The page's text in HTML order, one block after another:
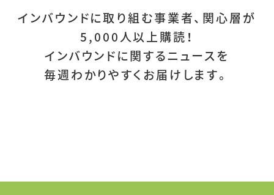
インバウンドに取り組む事業者、関心層が
5,000人以上購読！
インバウンドに関するニュースを
毎週わかりやすくお届けします。